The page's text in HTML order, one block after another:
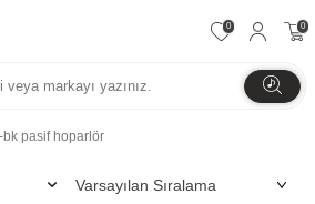
0 0
bk pasif hoparlör